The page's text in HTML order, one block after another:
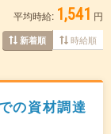
平均時給: 1,541 円
新着順 時給順
の資材調達